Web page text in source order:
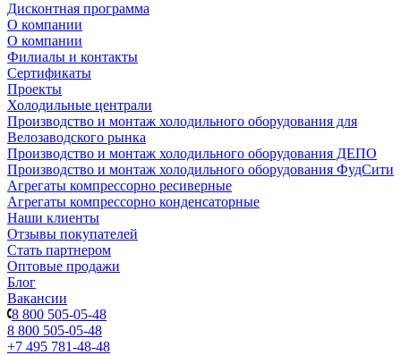
Дисконтная программа
О компании
О компании
Филиалы и контакты
Сертификаты
Проекты
Холодильные централи
Производство и монтаж холодильного оборудования для
Велозаводского рынка
Производство и монтаж холодильного оборудования ДЕПО
Производство и монтаж холодильного оборудования ФудСити
Агрегаты компрессорно ресиверные
Агрегаты компрессорно конденсаторные
Наши клиенты
Отзывы покупателей
Стать партнером
Оптовые продажи
Блог
Вакансии
8 800 505-05-48
8 800 505-05-48
+7 495 781-48-48